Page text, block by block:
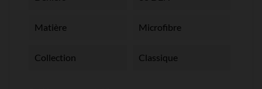
Matière Microfibre
Collection Classique